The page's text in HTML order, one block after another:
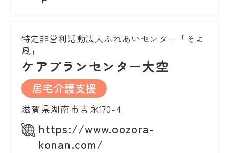
特定非営利活動法人ふれあいセンター「そよ
風」
ケアプランセンター大空
居宅介護支援
滋賀県湖南市吉永170-4
https://www.oozora-
konan.com/